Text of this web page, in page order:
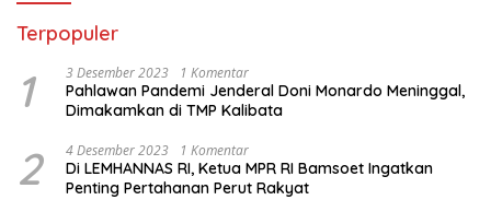
Terpopuler
1 3 Desember 2023 1 Komentar
Pahlawan Pandemi Jenderal Doni Monardo Meninggal,
Dimakamkan di TMP Kalibata
2 4 Desember 2023 1 Komentar
Di LEMHANNAS RI, Ketua MPR RI Bamsoet Ingatkan
Penting Pertahanan Perut Rakyat